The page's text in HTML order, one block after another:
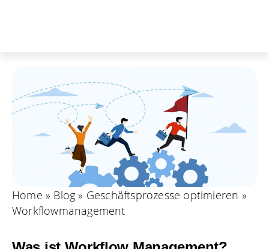
Home » Blog » Geschäftsprozesse optimieren »
Workflowmanagement